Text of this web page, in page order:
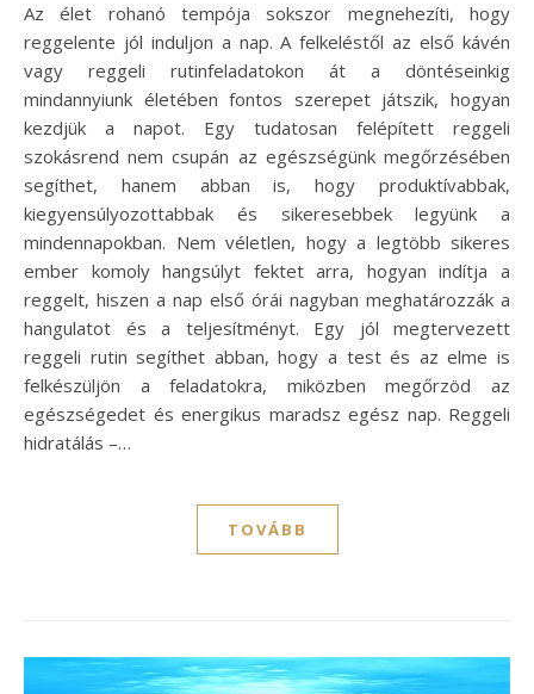
Az élet rohanó tempója sokszor megnehezíti, hogy
reggelente jól induljon a nap. A felkeléstől az első kávén
vagy reggeli rutinfeladatokon át a döntéseinkig
mindannyiunk életében fontos szerepet játszik, hogyan
kezdjük a napot. Egy tudatosan felépített reggeli
szokásrend nem csupán az egészségünk megőrzésében
segíthet, hanem abban is, hogy produktívabbak,
kiegyensúlyozottabbak és sikeresebbek legyünk a
mindennapokban. Nem véletlen, hogy a legtöbb sikeres
ember komoly hangsúlyt fektet arra, hogyan indítja a
reggelt, hiszen a nap első órái nagyban meghatározzák a
hangulatot és a teljesítményt. Egy jól megtervezett
reggeli rutin segíthet abban, hogy a test és az elme is
felkészüljön a feladatokra, miközben megőrzöd az
egészségedet és energikus maradsz egész nap. Reggeli
hidratálás –…
TOVÁBB